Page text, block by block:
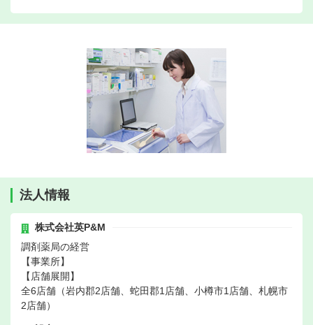
法人情報
株式会社英P&M
調剤薬局の経営
【事業所】
【店舗展開】
全6店舗（岩内郡2店舗、蛇田郡1店舗、小樽市1店舗、札幌市
2店舗）